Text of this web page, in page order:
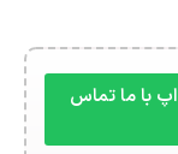
با ما تماس